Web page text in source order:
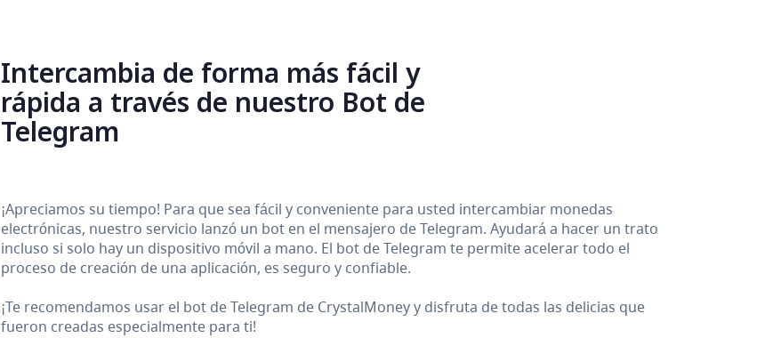
Intercambia de forma más fácil y
rápida a través de nuestro Bot de
Telegram
¡Apreciamos su tiempo! Para que sea fácil y conveniente para usted intercambiar monedas
electrónicas, nuestro servicio lanzó un bot en el mensajero de Telegram. Ayudará a hacer un trato
incluso si solo hay un dispositivo móvil a mano. El bot de Telegram te permite acelerar todo el
proceso de creación de una aplicación, es seguro y confiable.
¡Te recomendamos usar el bot de Telegram de CrystalMoney y disfruta de todas las delicias que
fueron creadas especialmente para ti!